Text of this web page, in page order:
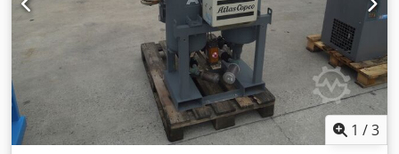
1 /3